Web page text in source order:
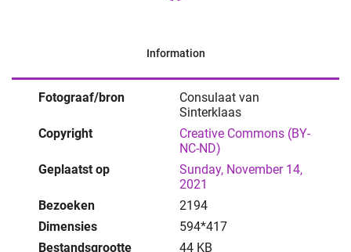
Information
Fotograaf/bron
Consulaat van
Sinterklaas
Copyright
Creative Commons (BY-
NC-ND)
Geplaatst op
Sunday, November 14,
2021
Bezoeken
2194
Dimensies
594*417
Bestandsgrootte
44 KB